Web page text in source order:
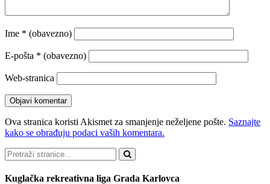
Ime * (obavezno)
E-pošta * (obavezno)
Web-stranica
Ova stranica koristi Akismet za smanjenje neželjene pošte. Saznajte
kako se obrađuju podaci vaših komentara.
Pretraži
Kuglačka rekreativna liga Grada Karlovca